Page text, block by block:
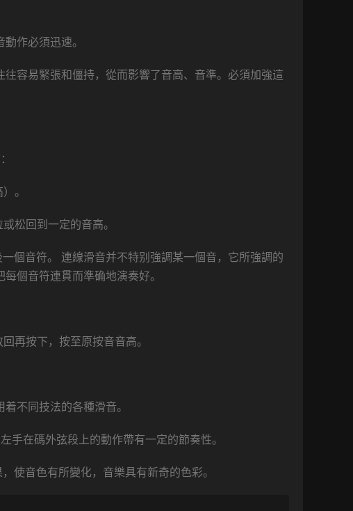
作必須迅速。
容易緊張和僵持，從而影響了音高、音準。必須加強這
。
松回到一定的音高。
個音符。 連線滑音并不特别強調某一個音，它所強調的
個音符連貫而準确地演奏好。
再按下，按至原按音音高。
不同技法的各種滑音。
在碼外弦段上的動作帶有一定的節奏性。
使音色有所變化，音樂具有新奇的色彩。